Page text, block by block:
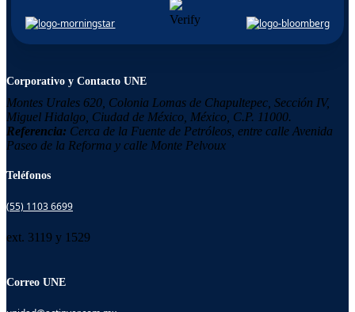
Corporativo y Contacto UNE
Montes Urales 620, Colonia Lomas de Chapultepec, Sección IV,
Miguel Hidalgo, Ciudad de México, México, C.P. 11000.
Referencia: Cerca de la Fuente de Petróleos, entre calle Avenida
Paseo de la Reforma y calle Monte Pelvoux
Teléfonos
(55) 1103 6699
ext. 3119 y 1529
Correo UNE